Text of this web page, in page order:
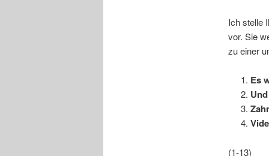
Ich stelle
vor. Sie
zu einer
Es
(1-13)